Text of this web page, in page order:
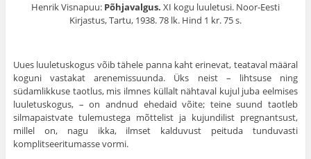
Henrik Visnapuu: Põhjavalgus. XI kogu luuletusi. Noor-Eesti
Kirjastus, Tartu, 1938. 78 lk. Hind 1 kr. 75 s.
Uues luuletuskogus võib tähele panna kaht erinevat, teataval määral
koguni vastakat arenemissuunda. Üks neist – lihtsuse ning
südamlikkuse taotlus, mis ilmnes küllalt nähtaval kujul juba eelmises
luuletuskogus, – on andnud ehedaid võite; teine suund taotleb
silmapaistvate tulemustega mõttelist ja kujundilist pregnantsust,
millel on, nagu ikka, ilmset kalduvust peituda tunduvasti
komplitseeritumasse vormi.